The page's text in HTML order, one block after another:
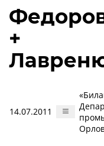
+
14.07.2011